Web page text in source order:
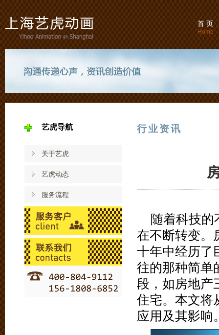
首 页
Home
艺虎导航
关于艺虎
艺虎动态
服务流程
行业资讯
随着科技
在不断转变。
十年中经历了
往的那种简单
段，如房地产
住宅。本文将
应用及其影响